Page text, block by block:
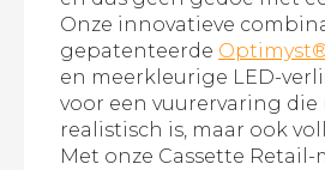
Onze innovatieve
gepatenteerde
en meerkleurige LED-
voor een vuurervaring die
realistisch is, maar ook
Met onze Cassette